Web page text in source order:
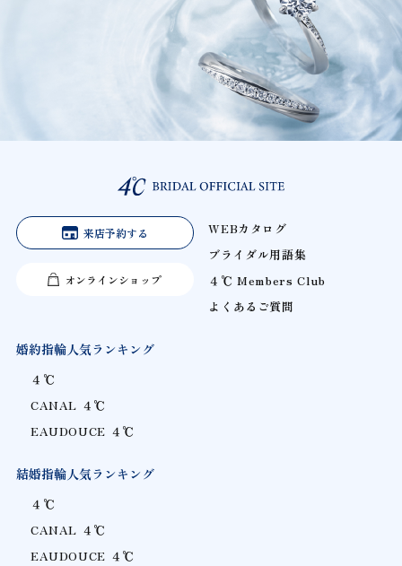
来店予約する
オンラインショップ
WEBカタログ
ブライダル用語集
４℃ Members Club
よくあるご質問
婚約指輪人気ランキング
４℃
CANAL ４℃
EAUDOUCE ４℃
結婚指輪人気ランキング
４℃
CANAL ４℃
EAUDOUCE ４℃